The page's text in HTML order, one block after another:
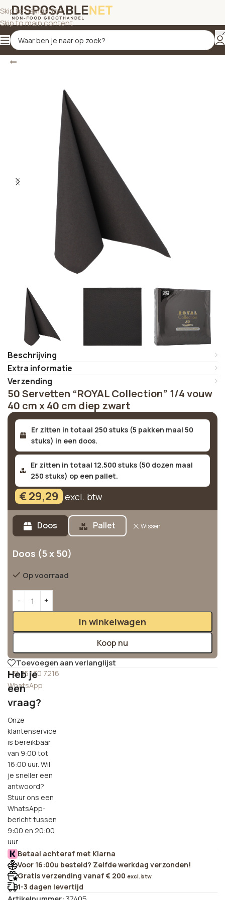
Skip to navigation
Skip to main content
Terug Home/Servetten
Beschrijving
Extra informatie
Verzending
50 Servetten “ROYAL Collection” 1/4 vouw
40 cm x 40 cm diep zwart
Er zitten in totaal 250 stuks (5 pakken maal 50
stuks) in een doos.
Er zitten in totaal 12.500 stuks (50 dozen maal
250 stuks) op een pallet.
€29,29 excl. btw
Doos Pallet Wissen
Doos (5 x 50)
Op voorraad
In winkelwagen
Koop nu
Alternative:
Toevoegen aan verlanglijst
+31 85 130 7216
WhatsApp
Heb je
een
vraag?
Onze
klantenservice
is bereikbaar
van 9:00 tot
16:00 uur. Wil
je sneller een
antwoord?
Stuur ons een
WhatsApp-
bericht tussen
9:00 en 20:00
uur.
Betaal achteraf met Klarna
Voor 16:00u besteld? Zelfde werkdag verzonden!
Gratis verzending vanaf € 200 excl. btw
1-3 dagen levertijd